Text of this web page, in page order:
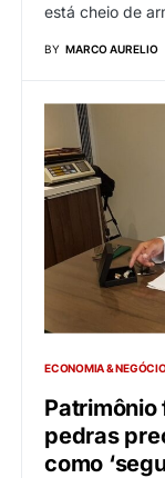
está cheio de
BY MARCO AURELIO
ECONOMIA &
Patrimônio
pedras
como